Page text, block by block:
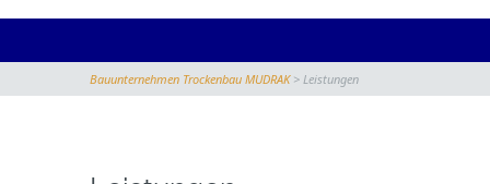
Bauunternehmen Trockenbau MUDRAK> Leistungen